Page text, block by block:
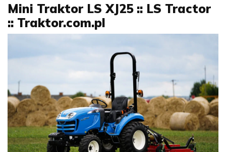
Mini Traktor LS XJ25 :: LS Tractor
:: Traktor.com.pl